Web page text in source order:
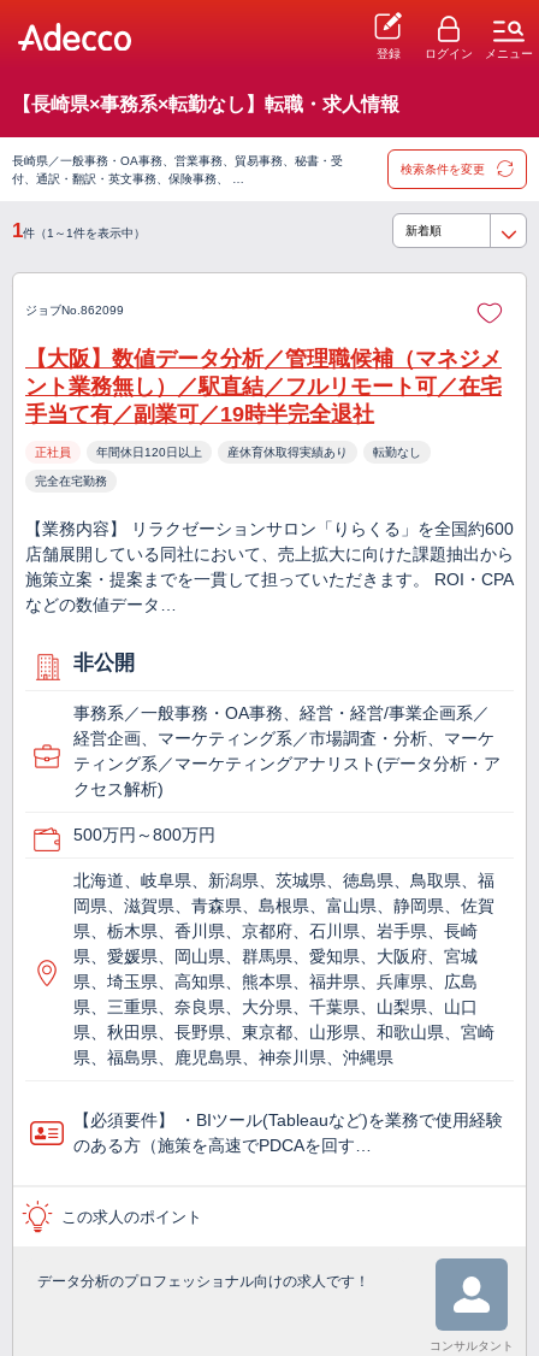
登録 ログイン メニュー
【長崎県×事務系×転勤なし】転職・求人情報
長崎県／一般事務・OA事務、営業事務、貿易事務、秘書・受
付、通訳・翻訳・英文事務、保険事務、 …
検索条件を変更
1件（1～1件を表示中）
ジョブNo.862099
【大阪】数値データ分析／管理職候補（マネジメ
ント業務無し）／駅直結／フルリモート可／在宅
手当て有／副業可／19時半完全退社
正社員 年間休日120日以上 産休育休取得実績あり 転勤なし
完全在宅勤務
【業務内容】 リラクゼーションサロン「りらくる」を全国約600
店舗展開している同社において、売上拡大に向けた課題抽出から
施策立案・提案までを一貫して担っていただきます。 ROI・CPA
などの数値データ…
非公開
事務系／一般事務・OA事務、経営・経営/事業企画系／
経営企画、マーケティング系／市場調査・分析、マーケ
ティング系／マーケティングアナリスト(データ分析・ア
クセス解析)
500万円～800万円
北海道、岐阜県、新潟県、茨城県、徳島県、鳥取県、福
岡県、滋賀県、青森県、島根県、富山県、静岡県、佐賀
県、栃木県、香川県、京都府、石川県、岩手県、長崎
県、愛媛県、岡山県、群馬県、愛知県、大阪府、宮城
県、埼玉県、高知県、熊本県、福井県、兵庫県、広島
県、三重県、奈良県、大分県、千葉県、山梨県、山口
県、秋田県、長野県、東京都、山形県、和歌山県、宮崎
県、福島県、鹿児島県、神奈川県、沖縄県
【必須要件】 ・BIツール(Tableauなど)を業務で使⽤経験
のある方（施策を高速でPDCAを回す…
この求人のポイント
データ分析のプロフェッショナル向けの求人です！
コンサルタント